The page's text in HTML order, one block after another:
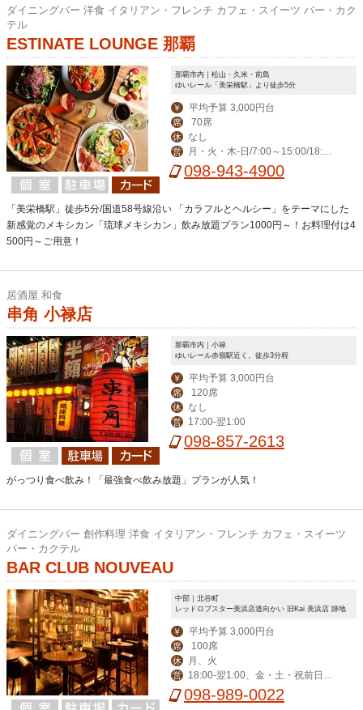
ダイニングバー 洋食 イタリアン・フレンチ カフェ・スイーツ バー・カク
テル
ESTINATE LOUNGE 那覇
那覇市内｜松山・久米・前島
ゆいレール「美栄橋駅」より徒歩5分
￥ 平均予算 3,000円台
席 70席
休 なし
営
月・火・木-日/7:00～15:00/18:00
～23:00(料理L.O. 22:00) 毎週水曜日は
098-943-4900
「美栄橋駅」徒歩5分/国道58号線沿い 「カラフルとヘルシー」をテーマにした
新感覚のメキシカン「琉球メキシカン」飲み放題プラン1000円～！お料理付は4
500円～ご用意！
居酒屋 和食
串角 小禄店
那覇市内｜小禄
ゆいレール赤嶺駅近く。徒歩3分程
￥ 平均予算 3,000円台
席 120席
休 なし
営 17:00-翌1:00
098-857-2613
がっつり食べ飲み！「最強食べ飲み放題」プランが人気！
ダイニングバー 創作料理 洋食 イタリアン・フレンチ カフェ・スイーツ
バー・カクテル
BAR CLUB NOUVEAU
中部｜北谷町
レッドロブスター美浜店道向かい 旧Kai 美浜店 跡地
￥ 平均予算 3,000円台
席 100席
休 月、火
営
18:00-翌1:00、金・土・祝前日17:
00-翌1:00
098-989-0022